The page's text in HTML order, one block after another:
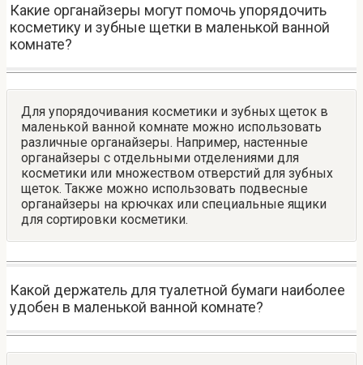
Какие органайзеры могут помочь упорядочить
косметику и зубные щетки в маленькой ванной
комнате?
Для упорядочивания косметики и зубных щеток в
маленькой ванной комнате можно использовать
различные органайзеры. Например, настенные
органайзеры с отдельными отделениями для
косметики или множеством отверстий для зубных
щеток. Также можно использовать подвесные
органайзеры на крючках или специальные ящики
для сортировки косметики.
Какой держатель для туалетной бумаги наиболее
удобен в маленькой ванной комнате?